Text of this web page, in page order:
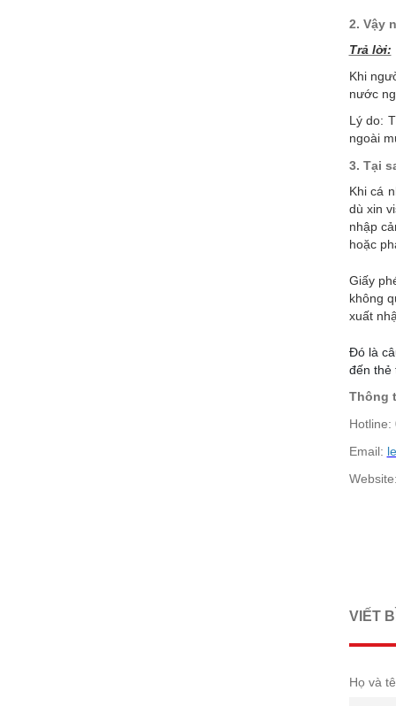
2. Vậy
Trả lời:
Khi
nước
Lý do:
ngoài
3. Tại
Khi cá
dù xin
nhập
hoặc
Giấy
không
xuất
Đó là
đến thẻ
Thông
Hotline:
Email:
Website:
VIẾT
Họ và